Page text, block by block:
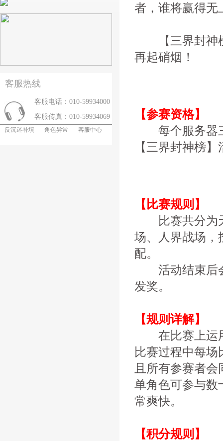
客服热线
客服电话：010-59934000
客服传真：010-59934069
反沉迷补填 角色异常 客服中心
者，谁将赢得无
【三界封神榜
再起硝烟！
【参赛资格】
每个服务器
【三界封神榜】
【比赛规则】
比赛共分为天
场、人界战场，
配。
活动结束后会
发奖。
【规则详解】
在比赛上运用
比赛过程中每
且所有参赛者
单角色可参与数
常爽快。
【积分规则】